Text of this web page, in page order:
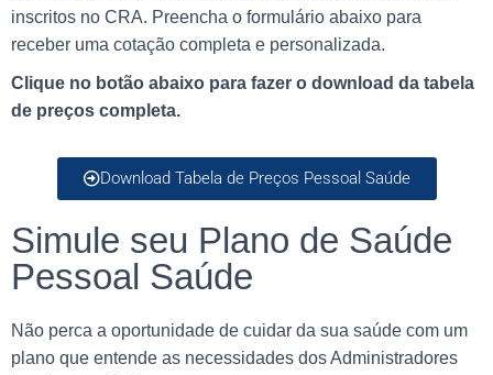
inscritos no CRA. Preencha o formulário abaixo para
receber uma cotação completa e personalizada.
Clique no botão abaixo para fazer o download da tabela
de preços completa.
Download Tabela de Preços Pessoal Saúde
Simule seu Plano de Saúde
Pessoal Saúde
Não perca a oportunidade de cuidar da sua saúde com um
plano que entende as necessidades dos Administradores